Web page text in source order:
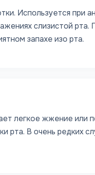
Используется при
слизистой рта.
запахе изо рта.
легкое жжение или
рта. В очень редких